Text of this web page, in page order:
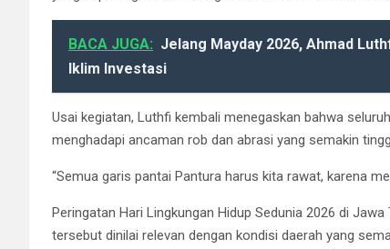
BACA JUGA: Jelang Mayday 2026, Ahmad
Iklim Investasi
Usai kegiatan, Luthfi kembali menegaskan bahwa
menghadapi ancaman rob dan abrasi yang semakin
“Semua garis pantai Pantura harus kita rawat, karena
Peringatan Hari Lingkungan Hidup Sedunia 2026 di
tersebut dinilai relevan dengan kondisi daerah yang